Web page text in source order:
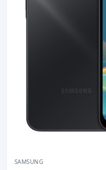
SAMSUNG